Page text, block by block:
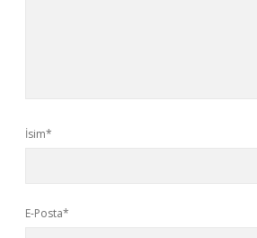
İsim*
E-Posta*